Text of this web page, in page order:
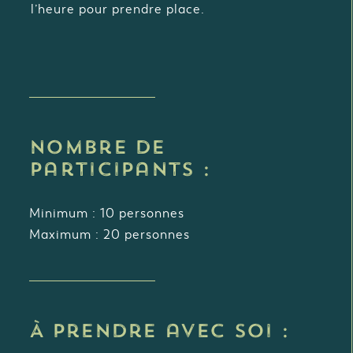
l’heure pour prendre place.
Nombre de
participants :
Minimum : 10 personnes
Maximum : 20 personnes
À prendre avec soi :